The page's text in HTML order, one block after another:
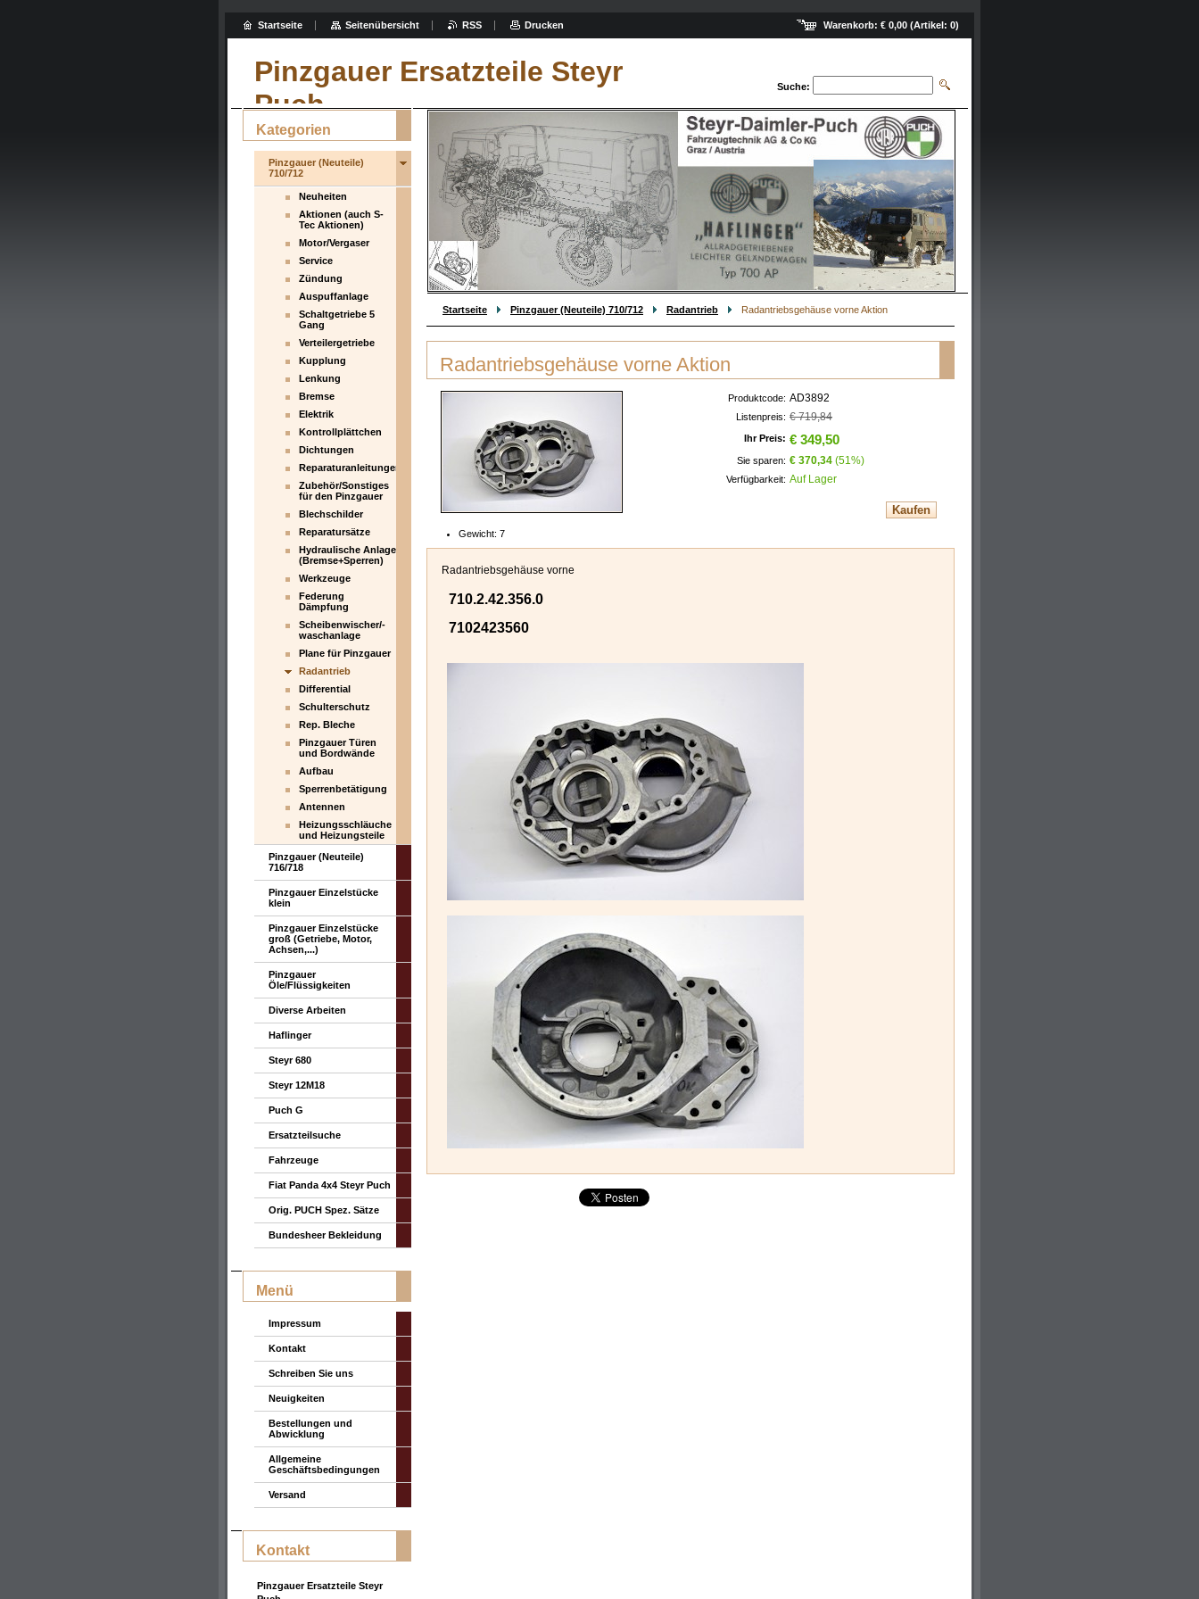
Pinzgauer Ersatzteile Steyr
Puch
Suche:
Startseite Pinzgauer (Neuteile) 710/712 Radantrieb Radantriebsgehäuse vorne Aktion
Radantriebsgehäuse vorne Aktion
Gewicht: 7
Produktcode: AD3892
Listenpreis: € 719,84
Ihr Preis: € 349,50
Sie sparen: € 370,34 (51%)
Verfügbarkeit: Auf Lager
Radantriebsgehäuse vorne
710.2.42.356.0
7102423560
Kategorien
Pinzgauer (Neuteile)
710/712
Neuheiten
Aktionen (auch S-
Tec Aktionen)
Motor/Vergaser
Service
Zündung
Auspuffanlage
Schaltgetriebe 5
Gang
Verteilergetriebe
Kupplung
Lenkung
Bremse
Elektrik
Kontrollplättchen
Dichtungen
Reparaturanleitungen
Zubehör/Sonstiges
für den Pinzgauer
Blechschilder
Reparatursätze
Hydraulische Anlage
(Bremse+Sperren)
Werkzeuge
Federung
Dämpfung
Scheibenwischer/-
waschanlage
Plane für Pinzgauer
Radantrieb
Differential
Schulterschutz
Rep. Bleche
Pinzgauer Türen
und Bordwände
Aufbau
Sperrenbetätigung
Antennen
Heizungsschläuche
und Heizungsteile
Pinzgauer (Neuteile)
716/718
Pinzgauer Einzelstücke
klein
Pinzgauer Einzelstücke
groß (Getriebe, Motor,
Achsen,...)
Pinzgauer
Öle/Flüssigkeiten
Diverse Arbeiten
Haflinger
Steyr 680
Steyr 12M18
Puch G
Ersatzteilsuche
Fahrzeuge
Fiat Panda 4x4 Steyr Puch
Orig. PUCH Spez. Sätze
Bundesheer Bekleidung
Menü
Impressum
Kontakt
Schreiben Sie uns
Neuigkeiten
Bestellungen und
Abwicklung
Allgemeine
Geschäftsbedingungen
Versand
Kontakt
Pinzgauer Ersatzteile Steyr
Warenkorb: € 0,00 (Artikel: 0)
Startseite Seitenübersicht RSS Drucken